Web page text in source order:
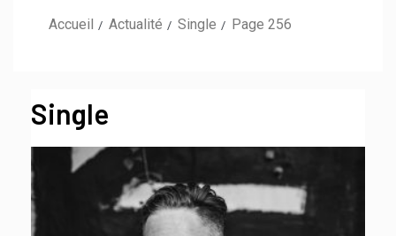
Accueil Actualité Single Page 256
Single